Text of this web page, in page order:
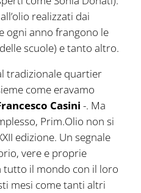
realizzati dai
ogni anno frangono le
scuole) e tanto altro.
tradizionale quartier
come eravamo
Casini -. Ma
Prim.Olio non si
edizione. Un segnale
vere e proprie
tutto il mondo con il loro
mesi come tanti altri